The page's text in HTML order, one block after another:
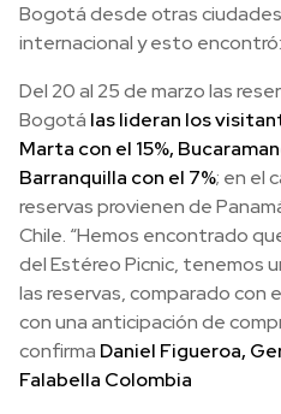
Bogotá desde otras ciudades
internacional y esto encontró:
Del 20 al 25 de marzo las
Bogotá las lideran los
Marta con el 15%,
Barranquilla con el 7%; en el
reservas provienen de
Chile. “Hemos encontrado
del Estéreo Picnic, tenemos
las reservas, comparado con
con una anticipación de
confirma Daniel Figueroa,
Falabella Colombia